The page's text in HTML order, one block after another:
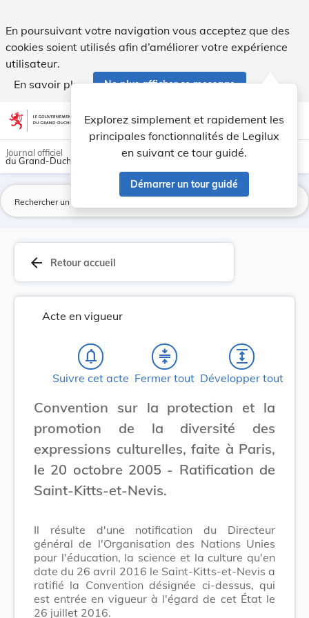
En poursuivant votre navigation vous acceptez que des
cookies soient utilisés afin d’améliorer votre expérience
utilisateur.
En savoir plus
Ne plus afficher ce message
Aller au contenu account_circle help Aide
Explorez simplement et rapidement les
principales fonctionnalités de Legilux
en suivant ce tour guidé.
Démarrer un tour guidé
light_mode dark_mode
Journal officiel
du Grand-Duché de Luxembourg
arrow_back Retour accueil
Acte en vigueur
notifications_none
Suivre cet acte
compress
Fermer tout
expand
Développer tout
Convention sur la protection et la
promotion de la diversité des
expressions culturelles, faite à Paris,
le 20 octobre 2005 - Ratification de
Saint-Kitts-et-Nevis.
Il résulte d'une notification du Directeur
général de l'Organisation des Nations Unies
pour l'éducation, la science et la culture qu'en
date du 26 avril 2016 le Saint-Kitts-et-Nevis a
ratifié la Convention désignée ci-dessus, qui
est entrée en vigueur à l'égard de cet État le
26 juillet 2016.